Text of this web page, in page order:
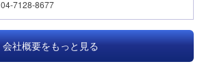
04-7128-8677
会社概要をもっと見る